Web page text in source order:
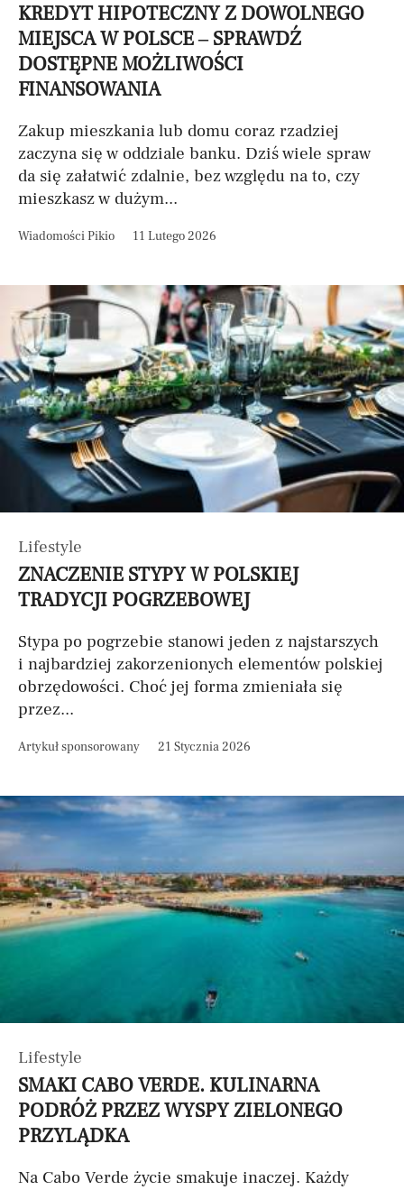
KREDYT HIPOTECZNY Z DOWOLNEGO
MIEJSCA W POLSCE – SPRAWDŹ
DOSTĘPNE MOŻLIWOŚCI
FINANSOWANIA
Zakup mieszkania lub domu coraz rzadziej
zaczyna się w oddziale banku. Dziś wiele spraw
da się załatwić zdalnie, bez względu na to, czy
mieszkasz w dużym...
Wiadomości Pikio 11 Lutego 2026
Lifestyle
ZNACZENIE STYPY W POLSKIEJ
TRADYCJI POGRZEBOWEJ
Stypa po pogrzebie stanowi jeden z najstarszych
i najbardziej zakorzenionych elementów polskiej
obrzędowości. Choć jej forma zmieniała się
przez...
Artykuł sponsorowany 21 Stycznia 2026
Lifestyle
SMAKI CABO VERDE. KULINARNA
PODRÓŻ PRZEZ WYSPY ZIELONEGO
PRZYLĄDKA
Na Cabo Verde życie smakuje inaczej. Każdy